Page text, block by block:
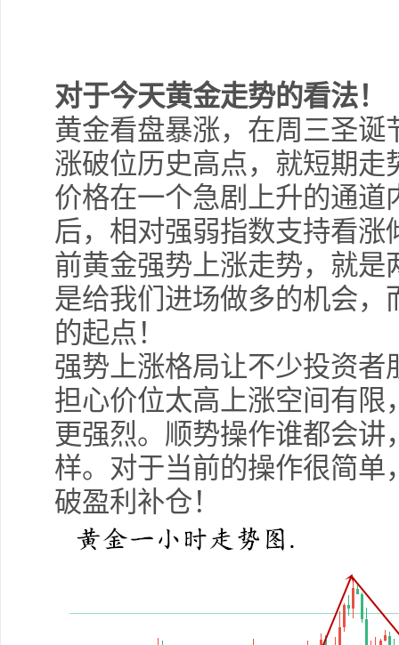
对于今天黄金走势的看法！
黄金看盘暴涨，在周三圣
涨破位历史高点，就短期
价格在一个急剧上升的通
后，相对强弱指数支持看
前黄金强势上涨走势，就是
是给我们进场做多的机会，
的起点！
强势上涨格局让不少投资
担心价位太高上涨空间有
更强烈。顺势操作谁都会
样。对于当前的操作很简
破盈利补仓！